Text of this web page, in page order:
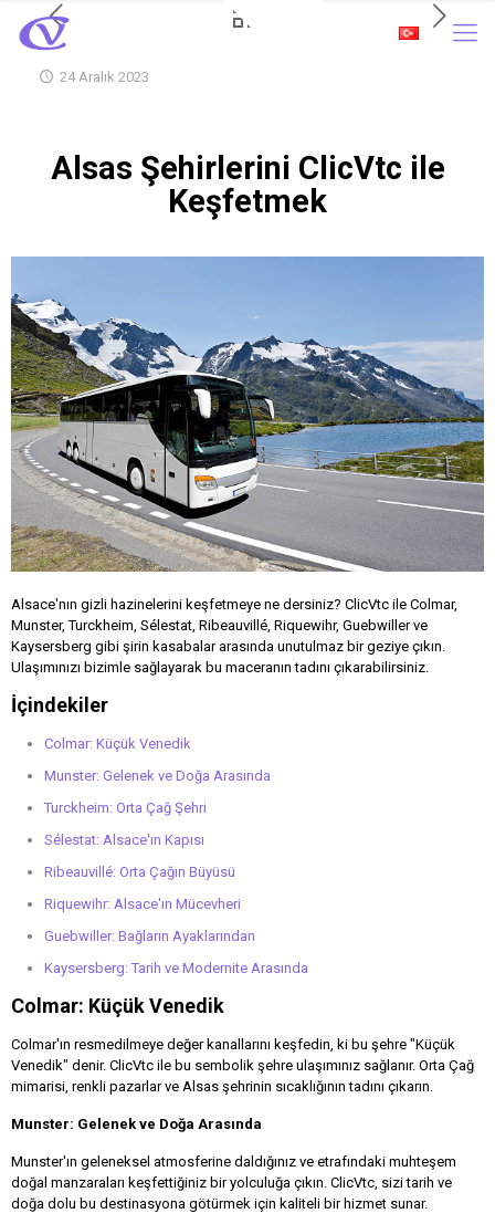
24 Aralık 2023
Alsas Şehirlerini ClicVtc ile
Keşfetmek
Alsace'nın gizli hazinelerini keşfetmeye ne dersiniz? ClicVtc ile Colmar,
Munster, Turckheim, Sélestat, Ribeauvillé, Riquewihr, Guebwiller ve
Kaysersberg gibi şirin kasabalar arasında unutulmaz bir geziye çıkın.
Ulaşımınızı bizimle sağlayarak bu maceranın tadını çıkarabilirsiniz.
İçindekiler
Colmar: Küçük Venedik
Munster: Gelenek ve Doğa Arasında
Turckheim: Orta Çağ Şehri
Sélestat: Alsace'ın Kapısı
Ribeauvillé: Orta Çağın Büyüsü
Riquewihr: Alsace'ın Mücevheri
Guebwiller: Bağların Ayaklarından
Kaysersberg: Tarih ve Modernite Arasında
Colmar: Küçük Venedik
Colmar'ın resmedilmeye değer kanallarını keşfedin, ki bu şehre "Küçük
Venedik" denir. ClicVtc ile bu sembolik şehre ulaşımınız sağlanır. Orta Çağ
mimarisi, renkli pazarlar ve Alsas şehrinin sıcaklığının tadını çıkarın.
Munster: Gelenek ve Doğa Arasında
Munster'ın geleneksel atmosferine daldığınız ve etrafındaki muhteşem
doğal manzaraları keşfettiğiniz bir yolculuğa çıkın. ClicVtc, sizi tarih ve
doğa dolu bu destinasyona götürmek için kaliteli bir hizmet sunar.